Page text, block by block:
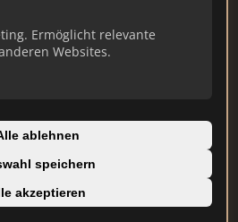
Ermöglicht relevante
Websites.
ablehnen
speichern
akzeptieren
Scout GmbH